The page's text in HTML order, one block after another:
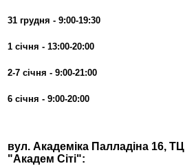
31 грудня - 9:00-19:30
1 січня - 13:00-20:00
2-7 січня - 9:00-21:00
6 січня - 9:00-20:00
вул. Академіка Палладіна 16, ТЦ
"Академ Сіті":